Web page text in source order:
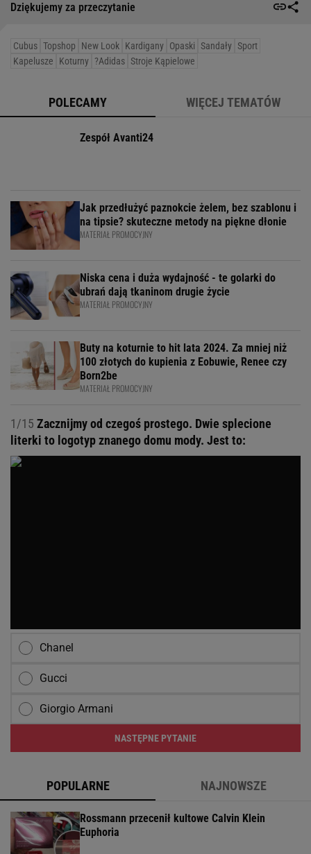
Dziękujemy za przeczytanie
Cubus Topshop New Look Kardigany Opaski Sandały Sport
Kapelusze
Koturny ?Adidas Stroje Kąpielowe
POLECAMY WIĘCEJ TEMATÓW
Zespół Avanti24
Jak przedłużyć paznokcie żelem, bez szablonu i
na tipsie? skuteczne metody na piękne dłonie
MATERIAŁ PROMOCYJNY
Niska cena i duża wydajność - te golarki do
ubrań dają tkaninom drugie życie
MATERIAŁ PROMOCYJNY
Buty na koturnie to hit lata 2024. Za mniej niż
100 złotych do kupienia z Eobuwie, Renee czy
Born2be
MATERIAŁ PROMOCYJNY
1/15 Zacznijmy od czegoś prostego. Dwie splecione
literki to logotyp znanego domu mody. Jest to:
Chanel
Gucci
Giorgio Armani
NASTĘPNE PYTANIE
POPULARNE NAJNOWSZE
Rossmann przecenił kultowe Calvin Klein
Euphoria